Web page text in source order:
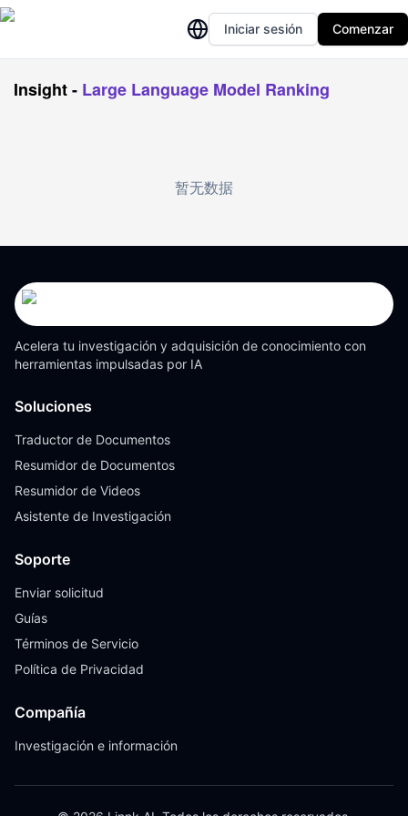
Iniciar sesión Comenzar
Insight- Large Language Model Ranking
暂无数据
Acelera tu investigación y adquisición de conocimiento con
herramientas impulsadas por IA
Soluciones
Traductor de Documentos
Resumidor de Documentos
Resumidor de Videos
Asistente de Investigación
Soporte
Enviar solicitud
Guías
Términos de Servicio
Política de Privacidad
Compañía
Investigación e información